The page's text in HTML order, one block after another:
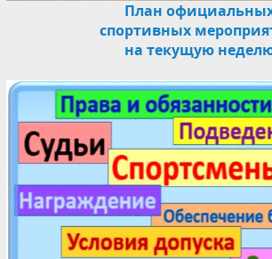
План
спортивных
на текущую